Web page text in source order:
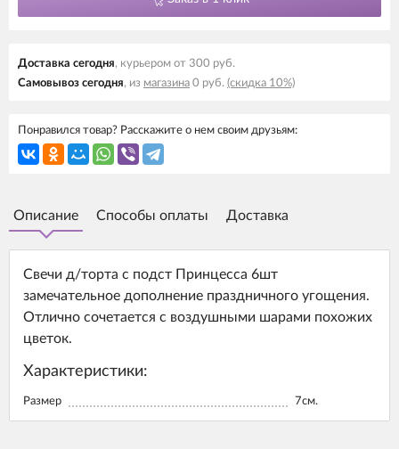
Доставка cегодня, курьером от 300 руб.
Самовывоз cегодня, из магазина 0 руб. (скидка 10%)
Понравился товар? Расскажите о нем своим друзьям:
Описание Способы оплаты Доставка
Свечи д/торта с подст Принцесса 6шт
замечательное дополнение праздничного угощения.
Отлично сочетается с воздушными шарами похожих
цветок.
Характеристики:
Размер 7см.